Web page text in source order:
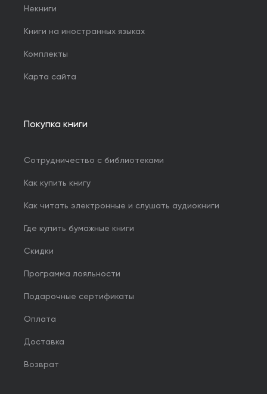
Некниги
Книги на иностранных языках
Комплекты
Карта сайта
Покупка книги
Сотрудничество с библиотеками
Как купить книгу
Как читать электронные и слушать аудиокниги
Где купить бумажные книги
Скидки
Программа лояльности
Подарочные сертификаты
Оплата
Доставка
Возврат